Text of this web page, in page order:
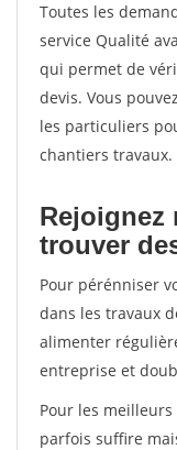
Toutes les
service Qualité
qui permet de
devis. Vous
les particuliers
chantiers travaux.
Rejoignez
trouver
Pour pérénniser
dans les travaux
alimenter
entreprise et
Pour les
parfois suffire